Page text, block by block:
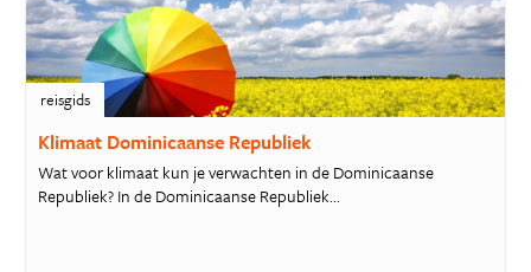
reisgids
Klimaat Dominicaanse Republiek
Wat voor klimaat kun je verwachten in de Dominicaanse
Republiek? In de Dominicaanse Republiek...